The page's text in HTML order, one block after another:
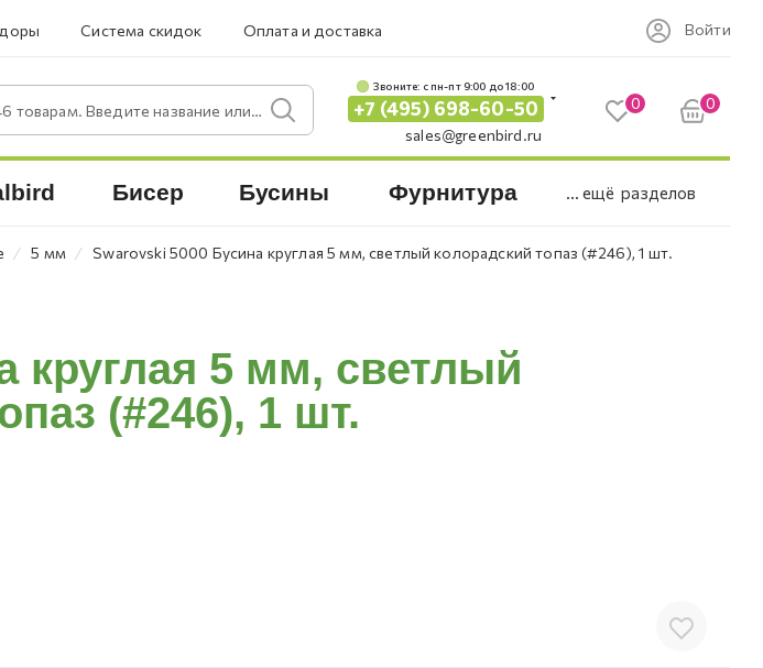
Система скидок Оплата и доставка Войти
товарам. Введите название или артикул.
Звоните: c пн-пт 9:00 до 18:00
+7 (495) 698-60-50
sales@greenbird.ru
0 0
Бисер Бусины Фурнитура ... ещё разделов
⁄ 5 мм ⁄ Swarovski 5000 Бусина круглая 5 мм, светлый колорадский топаз (#246), 1 шт.
круглая 5 мм, светлый
(#246), 1 шт.